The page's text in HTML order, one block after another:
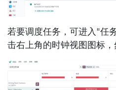
若要调度任务，可进入"任
击右上角的时钟视图图标